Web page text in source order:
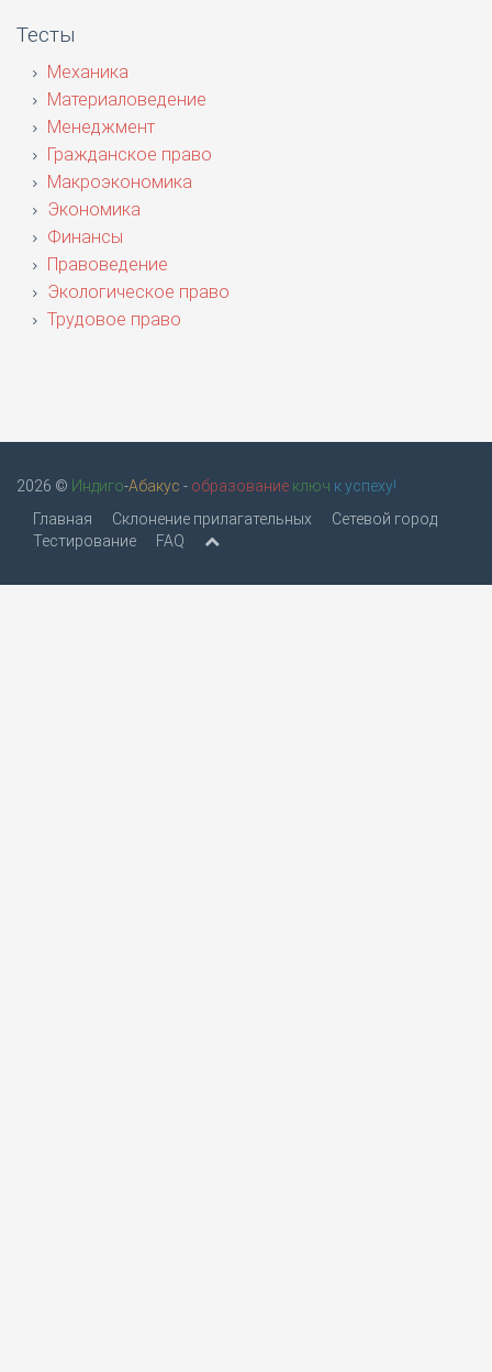
Тесты
Механика
Материаловедение
Менеджмент
Гражданское право
Макроэкономика
Экономика
Финансы
Правоведение
Экологическое право
Трудовое право
2026 © Индиго-Абакус - образование ключ к успеху!
Главная
Склонение прилагательных
Сетевой город
Тестирование
FAQ